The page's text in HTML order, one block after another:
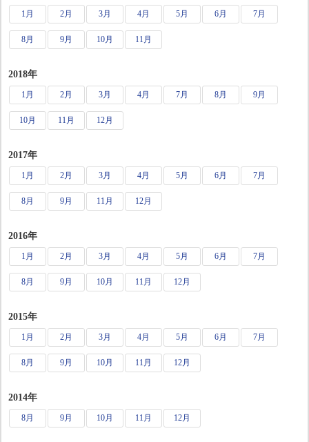
1月 2月 3月 4月 5月 6月 7月
8月 9月 10月 11月
2018年
1月 2月 3月 4月 7月 8月 9月
10月 11月 12月
2017年
1月 2月 3月 4月 5月 6月 7月
8月 9月 11月 12月
2016年
1月 2月 3月 4月 5月 6月 7月
8月 9月 10月 11月 12月
2015年
1月 2月 3月 4月 5月 6月 7月
8月 9月 10月 11月 12月
2014年
8月 9月 10月 11月 12月